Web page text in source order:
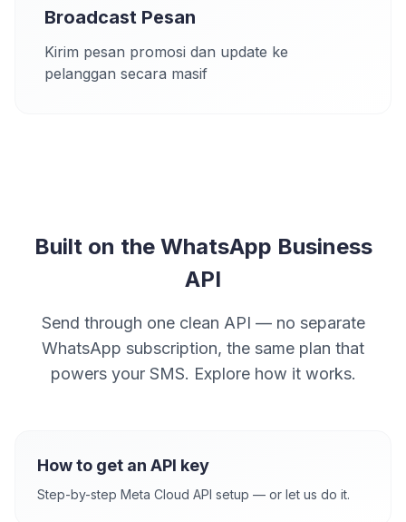
Broadcast Pesan
Kirim pesan promosi dan update ke
pelanggan secara masif
Built on the WhatsApp Business
API
Send through one clean API — no separate
WhatsApp subscription, the same plan that
powers your SMS. Explore how it works.
How to get an API key
Step-by-step Meta Cloud API setup — or let us do it.